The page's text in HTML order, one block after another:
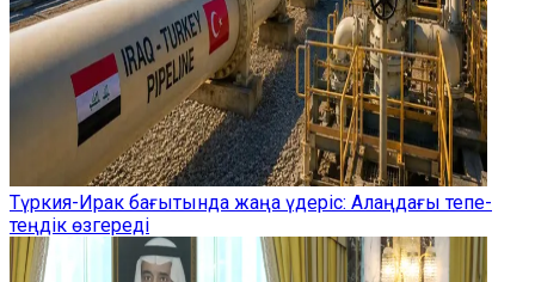
Түркия-Ирак бағытында жаңа үдеріс: Алаңдағы тепе-
теңдік өзгереді